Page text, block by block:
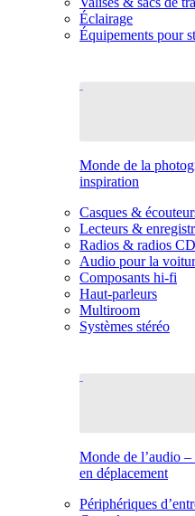
Éclairage
Équipements pour
Monde de la
inspiration
Casques &
Lecteurs &
Radios & radios CD
Audio pour la
Composants hi-fi
Haut-parleurs
Multiroom
Systèmes stéréo
Monde de l’audio
en déplacement
Périphériques